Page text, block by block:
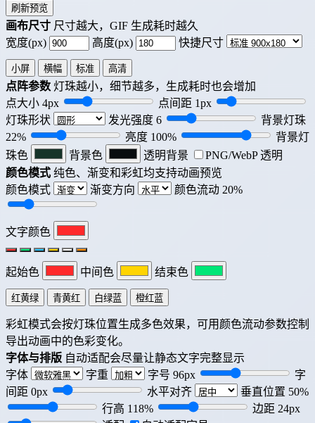
刷新预览
画布尺寸 尺寸越大，GIF 生成耗时越久
宽度(px)
高度(px) 快捷尺寸
小屏 横幅 标准 高清
点阵参数 灯珠越小，细节越多，生成耗时也会增加
点大小 4px 点间距 1px
灯珠形状
发光强度 6
背景灯珠
22% 亮度 100%
背景灯
珠色
背景色 透明背景
PNG/WebP 透明
颜色模式 纯色、渐变和彩虹均支持动画预览
颜色模式
渐变方向 颜色流动 20%
文字颜色
起始色 中间色 结束色
红黄绿 青黄红 白绿蓝 橙红蓝
彩虹模式会按灯珠位置生成多色效果，可用颜色流动参数控制
导出动画中的色彩变化。
字体与排版 自动适配会尽量让静态文字完整显示
字体
字重 字号 96px
字
间距 0px 水平对齐 垂直位置 50%
行高 118% 边距 24px